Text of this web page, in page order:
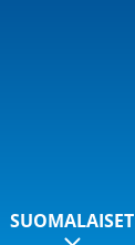
SUOMALAISET